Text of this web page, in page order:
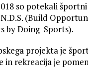
so potekali
(Build
by Doing Sports).
projekta je
in rekreacija je